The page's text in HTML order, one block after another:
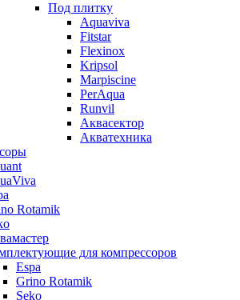
Под плитку
Aquaviva
Fitstar
Flexinox
Kripsol
Marpiscine
PerAqua
Runvil
Аквасектор
Акватехника
Rotamik
для компрессоров
Espa
Grino Rotamik
Seko